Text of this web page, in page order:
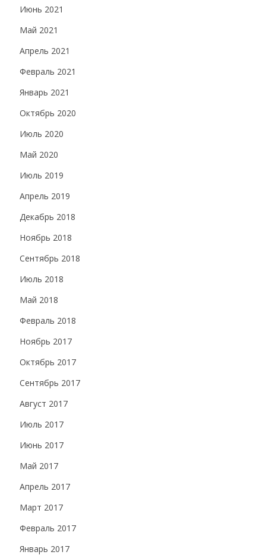
Июнь 2021
Май 2021
Апрель 2021
Февраль 2021
Январь 2021
Октябрь 2020
Июль 2020
Май 2020
Июль 2019
Апрель 2019
Декабрь 2018
Ноябрь 2018
Сентябрь 2018
Июль 2018
Май 2018
Февраль 2018
Ноябрь 2017
Октябрь 2017
Сентябрь 2017
Август 2017
Июль 2017
Июнь 2017
Май 2017
Апрель 2017
Март 2017
Февраль 2017
Январь 2017